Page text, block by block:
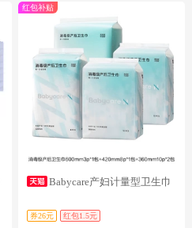
红包补贴
Babycare产妇计量型卫生巾
券26元 红包1.5元